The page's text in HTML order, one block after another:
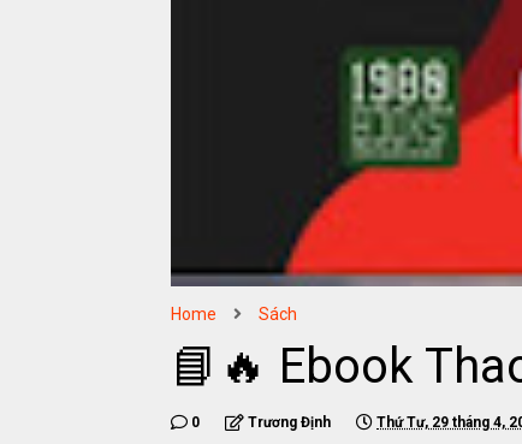
Home Sách
📘🔥 Ebook
0 Trương Định Thứ Tư, 29 tháng 4,